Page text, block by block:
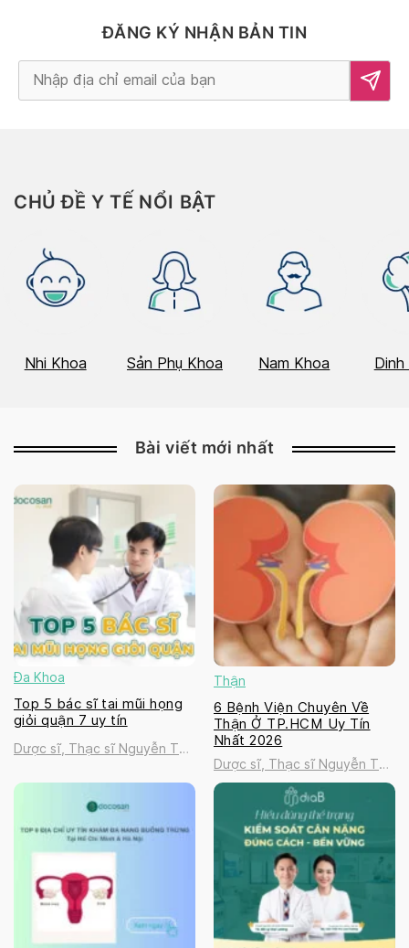
ĐĂNG KÝ NHẬN BẢN TIN
CHỦ ĐỀ Y TẾ NỔI BẬT
Nhi Khoa Sản Phụ Khoa Nam Khoa Dinh
Bài viết mới nhất
Đa Khoa
Top 5 bác sĩ tai mũi họng
giỏi quận 7 uy tín
Dược sĩ, Thạc sĩ Nguyễn Thị
Thận
6 Bệnh Viện Chuyên Về
Thận Ở TP.HCM Uy Tín
Nhất 2026
Dược sĩ, Thạc sĩ Nguyễn Thị
Thanh Tú